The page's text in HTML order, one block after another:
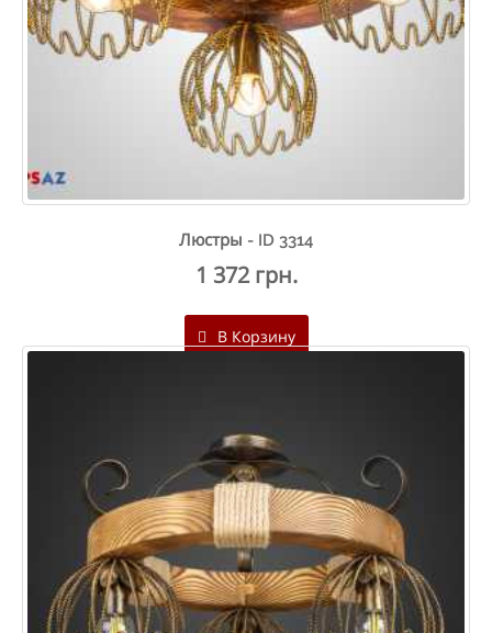
Люстры - ID 3314
1 372 грн.
В Корзину